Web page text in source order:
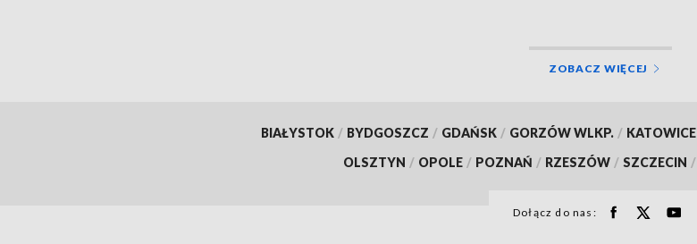
ZOBACZ WIĘCEJ
BIAŁYSTOK / BYDGOSZCZ / GDAŃSK / GORZÓW WLKP. / KATOWICE
OLSZTYN / OPOLE / POZNAŃ / RZESZÓW / SZCZECIN /
Dołącz do nas: